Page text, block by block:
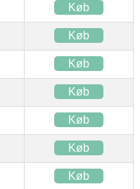
Køb
Køb
Køb
Køb
Køb
Køb
Køb